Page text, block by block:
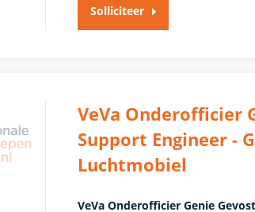
Solliciteer
VeVa Onderofficier
Support Engineer -
Luchtmobiel
VeVa Onderofficier Genie